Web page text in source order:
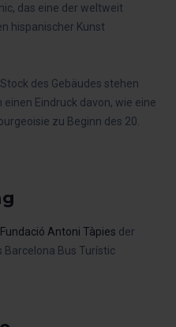
das eine der weltweit
hispanischer Kunst
des Gebäudes stehen
Eindruck davon, wie eine
zu Beginn des 20.
Antoni Tàpies der
Barcelona Bus Turístic